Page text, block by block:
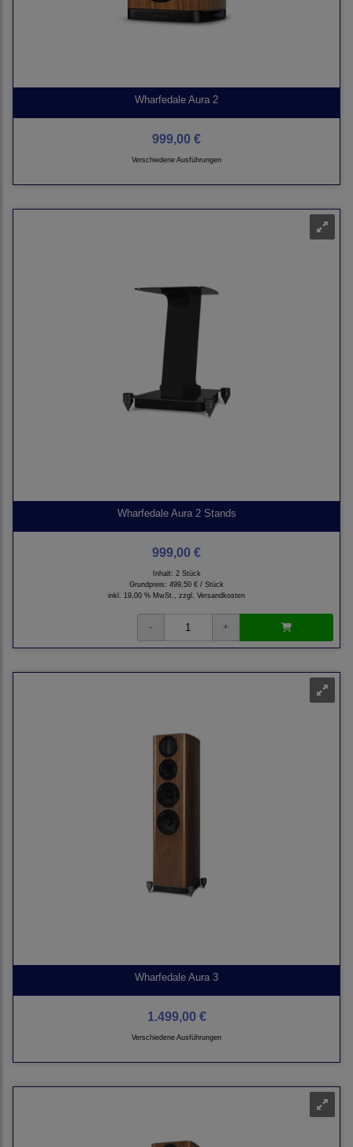
Wharfedale Aura 2
999,00 €
Verschiedene Ausführungen
Wharfedale Aura 2 Stands
999,00 €
Inhalt: 2 Stück
Grundpreis: 499,50 € / Stück
inkl. 19,00 % MwSt., zzgl. Versandkosten
Wharfedale Aura 3
1.499,00 €
Verschiedene Ausführungen